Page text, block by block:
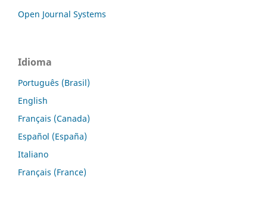
Open Journal Systems
Idioma
Português (Brasil)
English
Français (Canada)
Español (España)
Italiano
Français (France)